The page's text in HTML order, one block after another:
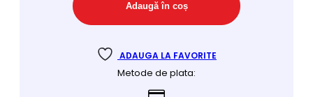
Adaugă în coș
ADAUGA LA FAVORITE
Metode de plata: